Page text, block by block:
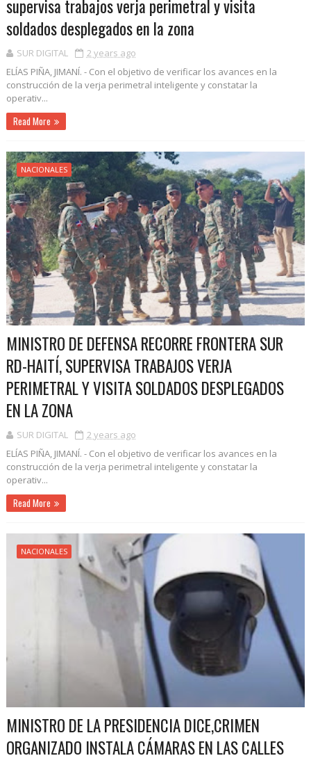
supervisa trabajos verja perimetral y visita
soldados desplegados en la zona
SUR DIGITAL
2 years ago
ELÍAS PIÑA, JIMANÍ. - Con el objetivo de verificar los avances en la
construcción de la verja perimetral inteligente y constatar la
operativ...
Read More
NACIONALES
MINISTRO DE DEFENSA RECORRE FRONTERA SUR
RD-HAITÍ, SUPERVISA TRABAJOS VERJA
PERIMETRAL Y VISITA SOLDADOS DESPLEGADOS
EN LA ZONA
SUR DIGITAL
2 years ago
ELÍAS PIÑA, JIMANÍ. - Con el objetivo de verificar los avances en la
construcción de la verja perimetral inteligente y constatar la
operativ...
Read More
NACIONALES
MINISTRO DE LA PRESIDENCIA DICE,CRIMEN
ORGANIZADO INSTALA CÁMARAS EN LAS CALLES